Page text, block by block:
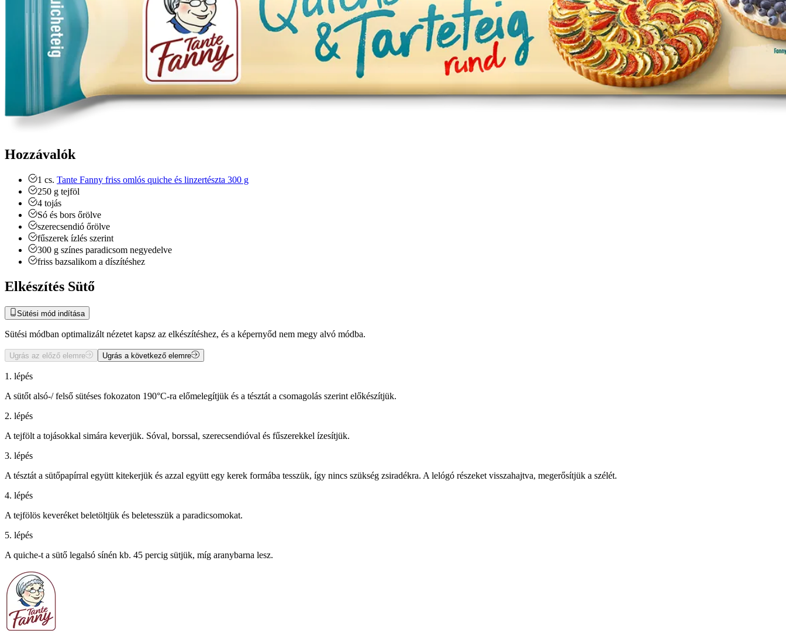
Hozzávalók
1 cs. Tante Fanny friss omlós quiche és linzertészta 300 g
250 g tejföl
4 tojás
Só és bors őrölve
szerecsendió őrölve
fűszerek ízlés szerint
300 g színes paradicsom negyedelve
friss bazsalikom a díszítéshez
Elkészítés Sütő
Sütési mód indítása
Sütési módban optimalizált nézetet kapsz az elkészítéshez, és a képernyőd nem megy alvó módba.
Ugrás az előző elemre Ugrás a következő elemre
1. lépés
A sütőt alsó-/ felső sütéses fokozaton 190°C-ra előmelegítjük és a tésztát a csomagolás szerint előkészítjük.
2. lépés
A tejfölt a tojásokkal simára keverjük. Sóval, borssal, szerecsendióval és fűszerekkel ízesítjük.
3. lépés
A tésztát a sütőpapírral együtt kitekerjük és azzal együtt egy kerek formába tesszük, így nincs szükség zsiradékra. A lelógó részeket visszahajtva, megerősítjük a szélét.
4. lépés
A tejfölös keveréket beletöltjük és beletesszük a paradicsomokat.
5. lépés
A quiche-t a sütő legalsó sínén kb. 45 percig sütjük, míg aranybarna lesz.